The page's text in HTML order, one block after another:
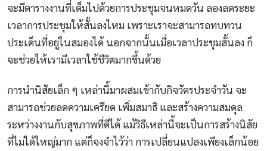
จะมีตารางงานที่เต็มไปด้วยการประชุมจนหมดวัน ลองลดระยะ
เวลาการประชุมให้สั้นลงไหม เพราะเราจะสามารถทบทวน
ประเด็นที่อยู่ในสมองได้ นอกจากนั้นเมื่อเวลาประชุมสั้นลง ก็
จะช่วยให้เรามีเวลาใช้ชีวิตมากขึ้นด้วย
การนำนิสัยเล็ก ๆ เหล่านี้มาผสมเข้ากับกิจวัตรประจำวัน จะ
สามารถช่วยลดความเครียด เพิ่มสมาธิ และสร้างความสมดุล
ระหว่างงานกับสุขภาพที่ดีได้ แม้วิธีเหล่านี้จะเป็นการสร้างนิสัย
ที่ไม่ได้ใหญ่มาก แต่ก็จงจำไว้ว่า การเปลี่ยนแปลงเพียงเล็กน้อย